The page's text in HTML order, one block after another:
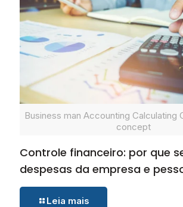
Business man Accounting Calculating
concept
Controle financeiro: por que
despesas da empresa e
Leia mais